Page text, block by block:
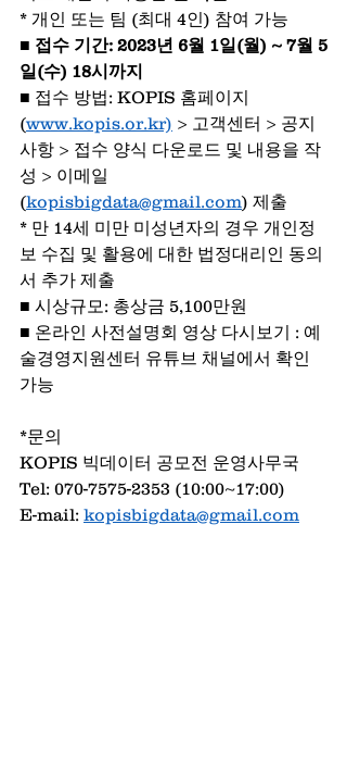
* 개인 또는 팀 (최대 4인) 참여 가능
■ 접수 기간: 2023년 6월 1일(월) ~ 7월 5
일(수) 18시까지
■ 접수 방법: KOPIS 홈페이지
(www.kopis.or.kr) > 고객센터 > 공지
사항 > 접수 양식 다운로드 및 내용을 작
성 > 이메일
(kopisbigdata@gmail.com) 제출
* 만 14세 미만 미성년자의 경우 개인정
보 수집 및 활용에 대한 법정대리인 동의
서 추가 제출
■ 시상규모: 총상금 5,100만원
■ 온라인 사전설명회 영상 다시보기 : 예
술경영지원센터 유튜브 채널에서 확인
가능
*문의
KOPIS 빅데이터 공모전 운영사무국
Tel: 070-7575-2353 (10:00~17:00)
E-mail: kopisbigdata@gmail.com